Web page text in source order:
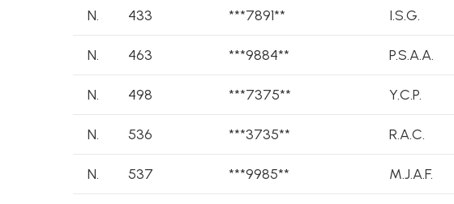
N. 433 ***7891** I.S.G.
N. 463 ***9884** P.S.A.A.
N. 498 ***7375** Y.C.P.
N. 536 ***3735** R.A.C.
N. 537 ***9985** M.J.A.F.